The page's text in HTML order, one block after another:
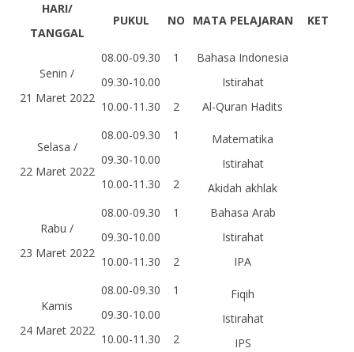
HARI/
TANGGAL
PUKUL NO MATA PELAJARAN KET
Senin /
21 Maret 2022
08.00-09.30
09.30-10.00
10.00-11.30
1
2
Bahasa Indonesia
Istirahat
Al-Quran Hadits
Selasa /
22 Maret 2022
08.00-09.30
09.30-10.00
10.00-11.30
1
2
Matematika
Istirahat
Akidah akhlak
Rabu /
23 Maret 2022
08.00-09.30
09.30-10.00
10.00-11.30
1
2
Bahasa Arab
Istirahat
IPA
Kamis
24 Maret 2022
08.00-09.30
09.30-10.00
10.00-11.30
1
2
Fiqih
Istirahat
IPS